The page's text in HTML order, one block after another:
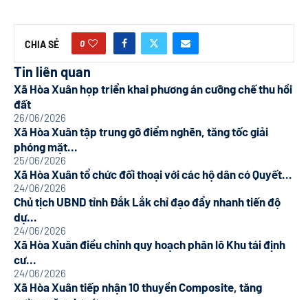
CHIA SẺ 0
Tin liên quan
Xã Hòa Xuân họp triển khai phương án cưỡng chế thu hồi
đất
26/06/2026
Xã Hòa Xuân tập trung gỡ điểm nghẽn, tăng tốc giải
phóng mặt...
25/06/2026
Xã Hòa Xuân tổ chức đối thoại với các hộ dân có Quyết...
24/06/2026
Chủ tịch UBND tỉnh Đắk Lắk chỉ đạo đẩy nhanh tiến độ
dự...
24/06/2026
Xã Hòa Xuân điều chỉnh quy hoạch phân lô Khu tái định
cư...
24/06/2026
Xã Hòa Xuân tiếp nhận 10 thuyền Composite, tăng